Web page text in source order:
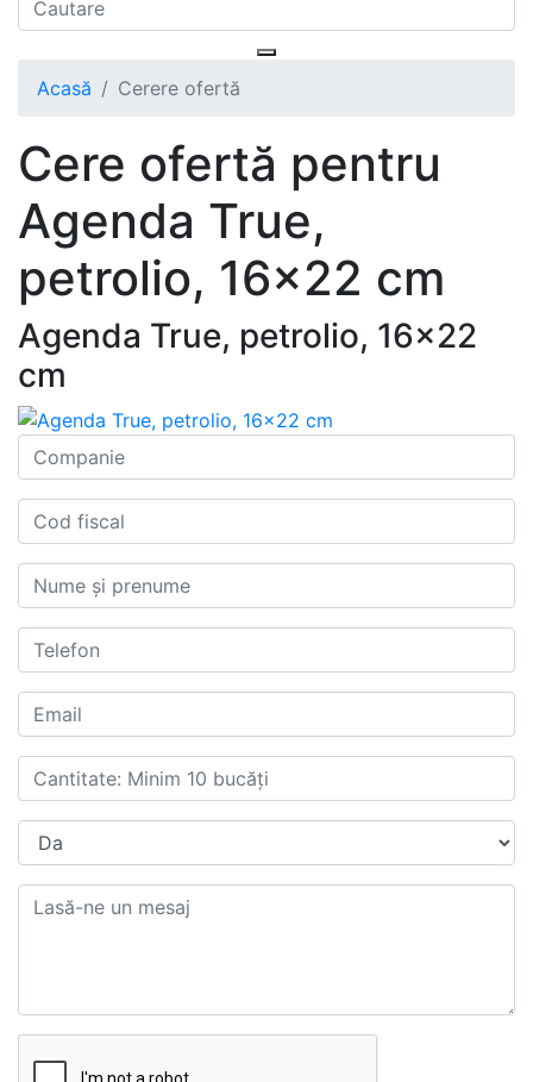
Acasă Cerere ofertă
Cere ofertă pentru
Agenda True,
petrolio, 16x22 cm
Agenda True, petrolio, 16x22
cm